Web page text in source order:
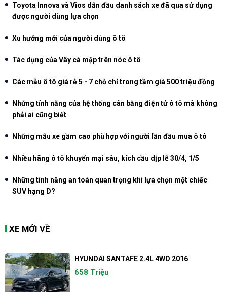
Toyota Innova và Vios dẫn đầu danh sách xe đã qua sử dụng
được người dùng lựa chọn
Xu hướng mới của người dùng ô tô
Tác dụng của Vây cá mập trên nóc ô tô
Các mẫu ô tô giá rẻ 5 - 7 chỗ chỉ trong tầm giá 500 triệu đồng
Nhứng tính năng của hệ thống cân bằng điện tử ô tô mà không
phải ai cũng biết
Những mẫu xe gầm cao phù hợp với người lần đầu mua ô tô
Nhiều hãng ô tô khuyến mại sâu, kích cầu dịp lễ 30/4, 1/5
Những tính năng an toàn quan trọng khi lựa chọn một chiếc
SUV hạng D?
XE MỚI VỀ
HYUNDAI SANTAFE 2.4L 4WD 2016
658 Triệu